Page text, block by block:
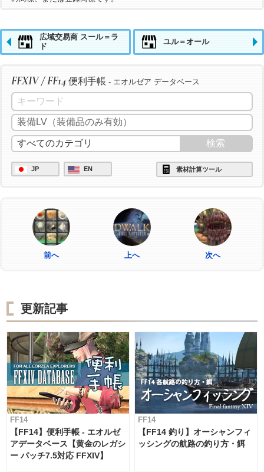
広域交易商 スール＝ラ
ド
ユル＝オール
FFXIV / FF14 便利手帳 - エオルゼア データベース
JP EN 素材計算ツール
前へ 上へ 次へ
更新記事
FF14
【FF14】便利手帳 - エオルゼ
アデータベース【黄金のレガシ
ー パッチ7.5対応 FFXIV】
FF14
【FF14 釣り】オーシャンフィ
ッシングの航路の釣り方・餌